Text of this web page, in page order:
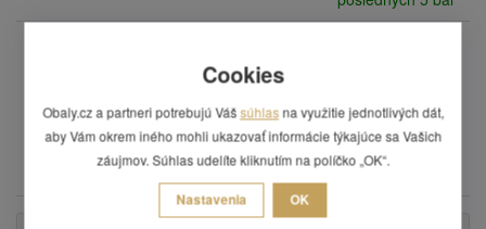
Tortová podložka KRAFT 28 cm s tukovou
bariérou (100 ks)
Priemer: 28 cm. Motív: slnečnice.
Cena:17,76 €
posledných 5 bal
Cookies
Obaly.cz a partneri potrebujú Vášsúhlas na využitie jednotlivých dát,
aby Vám okrem iného mohli ukazovať informácie týkajúce sa Vašich
záujmov. Súhlas udelíte kliknutím na políčko „OK“.
Nastavenia OK